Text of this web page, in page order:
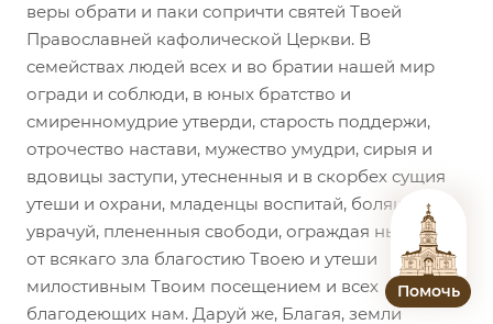
веры обрати и паки сопричти святей Твоей
Православней кафолической Церкви. В
семействах людей всех и во братии нашей мир
огради и соблюди, в юных братство и
смиренномудрие утверди, старость поддержи,
отрочество настави, мужество умудри, сирыя и
вдовицы заступи, утесненныя и в скорбех сущия
утеши и охрани, младенцы воспитай, болящия
уврачуй, плененныя свободи, ограждая ны выну
от всякаго зла благостию Твоею и утеши
милостивным Твоим посещением и всех
благодеющих нам. Даруй же, Благая, земли
Помочь